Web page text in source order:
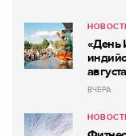
«День
ВЧЕРА